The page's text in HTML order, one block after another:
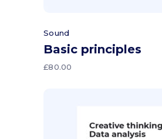
Sound
Basic principles
£80.00